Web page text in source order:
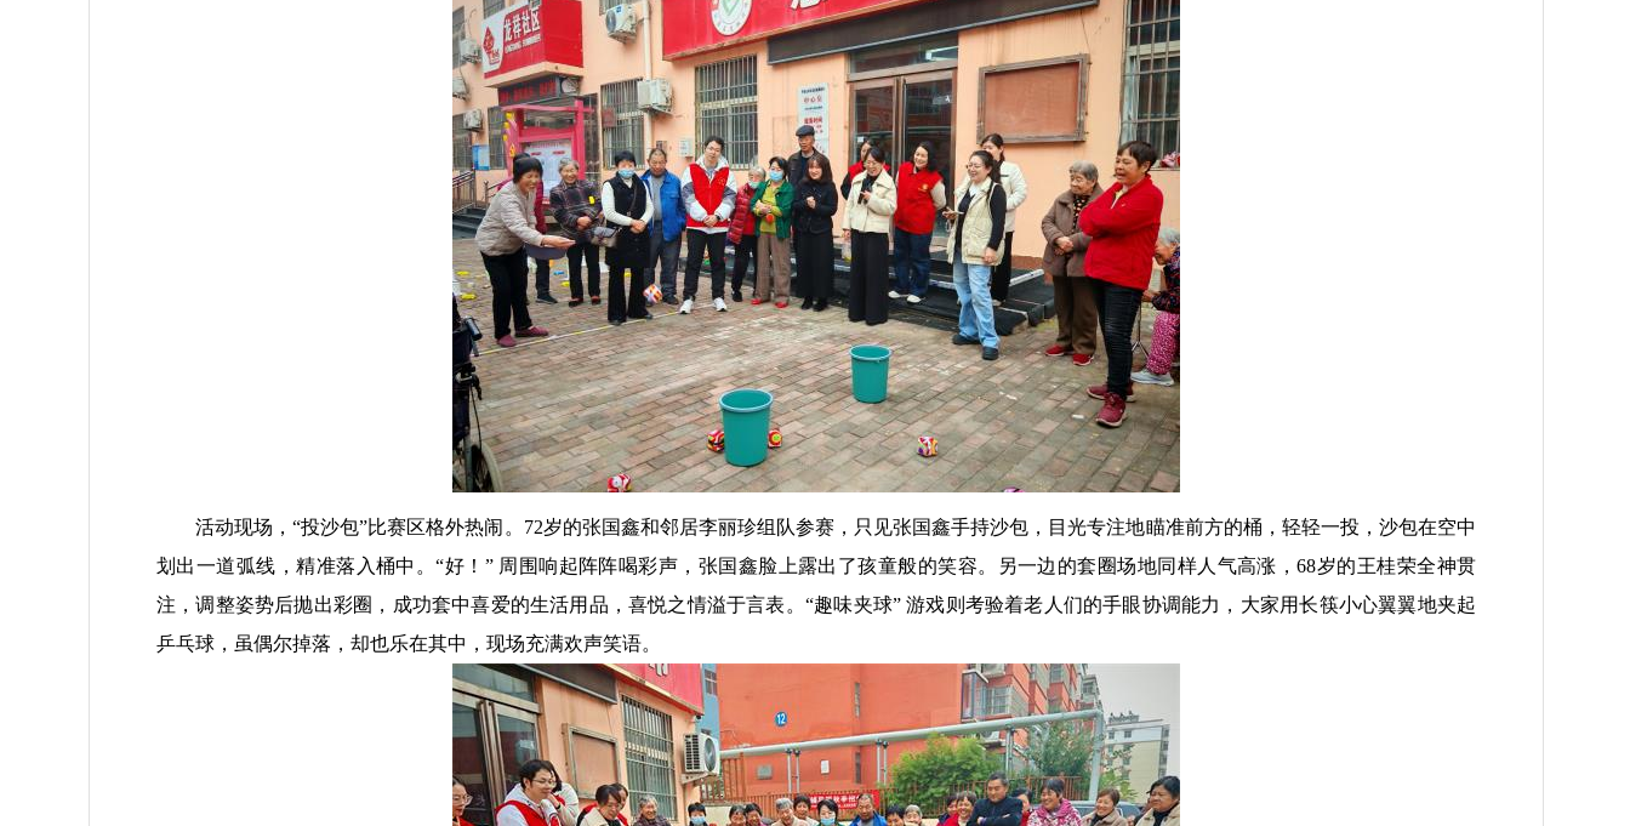
活动现场，“投沙包”比赛区格外热闹。72岁的张国鑫和邻居李丽珍组队参赛，只见张国鑫手持沙包，目光专注地瞄准前方的桶，轻轻一投，沙包在空中
划出一道弧线，精准落入桶中。“好！” 周围响起阵阵喝彩声，张国鑫脸上露出了孩童般的笑容。另一边的套圈场地同样人气高涨，68岁的王桂荣全神贯
注，调整姿势后抛出彩圈，成功套中喜爱的生活用品，喜悦之情溢于言表。“趣味夹球” 游戏则考验着老人们的手眼协调能力，大家用长筷小心翼翼地夹起
乒乓球，虽偶尔掉落，却也乐在其中，现场充满欢声笑语。